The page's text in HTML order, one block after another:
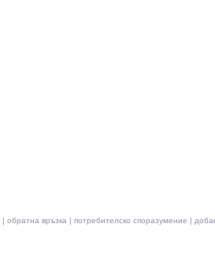
| обратна връзка | потребителско споразумение |